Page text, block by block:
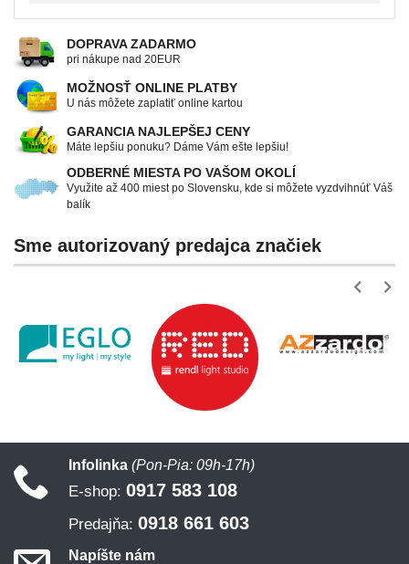
DOPRAVA ZADARMO
pri nákupe nad 20EUR
MOŽNOSŤ ONLINE PLATBY
U nás môžete zaplatiť online kartou
GARANCIA NAJLEPŠEJ CENY
Máte lepšiu ponuku? Dáme Vám ešte lepšiu!
ODBERNÉ MIESTA PO VAŠOM OKOLÍ
Využite až 400 miest po Slovensku, kde si môžete vyzdvihnúť Váš
balík
Sme autorizovaný predajca značiek
Infolinka (Pon-Pia: 09h-17h)
E-shop: 0917 583 108
Predajňa: 0918 661 603
Napíšte nám